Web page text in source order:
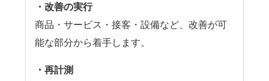
・改善の実行
商品・サービス・接客・設備など、改善が可
能な部分から着手します。
・再計測